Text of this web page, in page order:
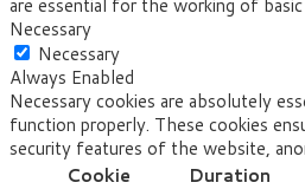
are essential for the working of
Necessary
Necessary
Always Enabled
Necessary cookies are absolutely
function properly. These cookies
security features of the website,
Cookie
Duration